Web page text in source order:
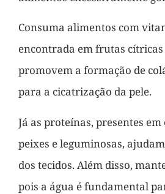
Consuma alimentos com
encontrada em frutas cítricas
promovem a formação de
para a cicatrização da pele.
Já as proteínas, presentes
peixes e leguminosas,
dos tecidos. Além disso,
pois a água é fundamental